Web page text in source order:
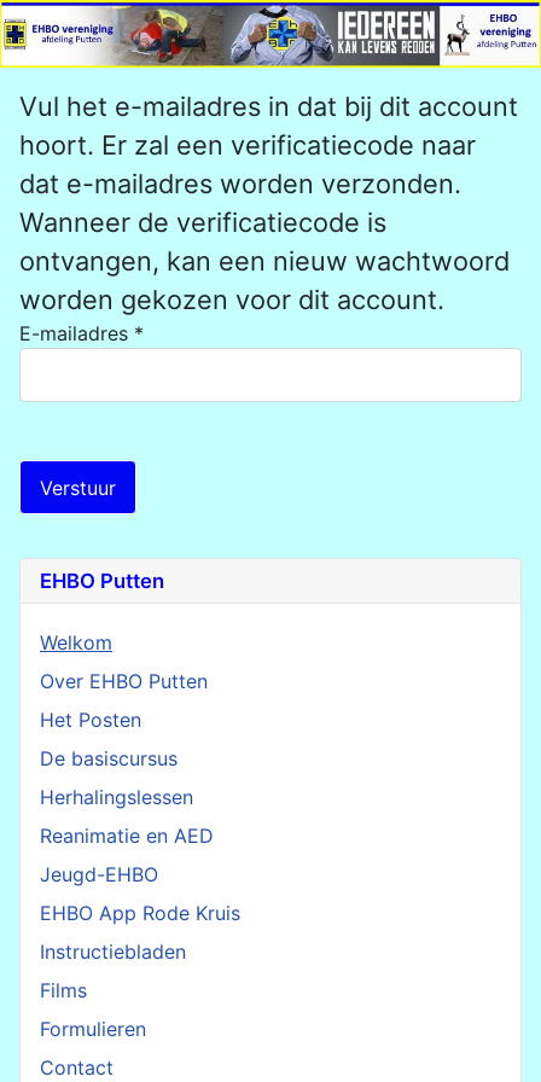
EHBO Putten
Welkom
Over EHBO Putten
Het Posten
De basiscursus
Herhalingslessen
Reanimatie en AED
Jeugd-EHBO
EHBO App Rode Kruis
Instructiebladen
Films
Formulieren
Contact
Vul het e-mailadres in dat bij dit account
hoort. Er zal een verificatiecode naar
dat e-mailadres worden verzonden.
Wanneer de verificatiecode is
ontvangen, kan een nieuw wachtwoord
worden gekozen voor dit account.
E-mailadres *
Verstuur